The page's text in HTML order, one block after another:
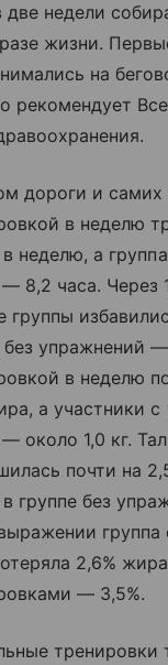
недели
жизни.
на
рекомендует
дороги и самих
в неделю
неделю, а
8,2 часа. Через
группы
упражнений
в неделю
а участники с
около 1,0 кг.
почти на
группе без
группа
2,6%
— 3,5%.
тренировки